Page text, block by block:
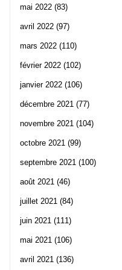
mai 2022 (83)
avril 2022 (97)
mars 2022 (110)
février 2022 (102)
janvier 2022 (106)
décembre 2021 (77)
novembre 2021 (104)
octobre 2021 (99)
septembre 2021 (100)
août 2021 (46)
juillet 2021 (84)
juin 2021 (111)
mai 2021 (106)
avril 2021 (136)